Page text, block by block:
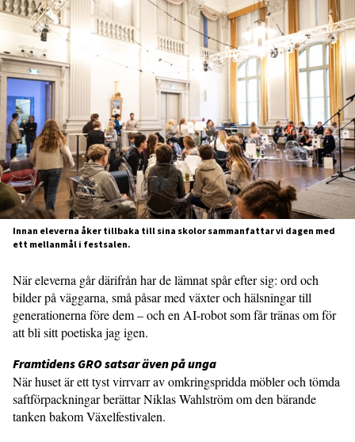
Innan eleverna åker tillbaka till sina skolor sammanfattar vi dagen med
ett mellanmål i festsalen.
När eleverna går därifrån har de lämnat spår efter sig: ord och
bilder på väggarna, små påsar med växter och hälsningar till
generationerna före dem – och en AI-robot som får tränas om för
att bli sitt poetiska jag igen.
Framtidens GRO satsar även på unga
När huset är ett tyst virrvarr av omkringspridda möbler och tömda
saftförpackningar berättar Niklas Wahlström om den bärande
tanken bakom Växelfestivalen.